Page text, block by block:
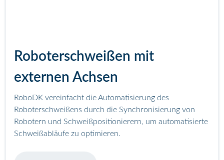
Roboterschweißen mit
externen Achsen
RoboDK vereinfacht die Automatisierung des
Roboterschweißens durch die Synchronisierung von
Robotern und Schweißpositionierern, um automatisierte
Schweißabläufe zu optimieren.